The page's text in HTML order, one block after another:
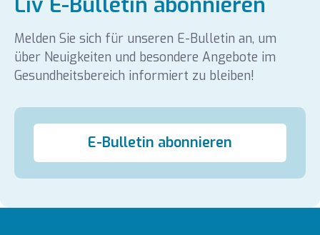
Melden Sie sich für unseren E-Bulletin an, um
über Neuigkeiten und besondere Angebote im
Gesundheitsbereich informiert zu bleiben!
E-Bulletin abonnieren